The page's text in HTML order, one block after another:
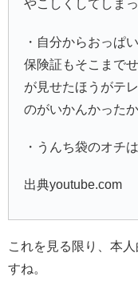
やこしくしてしまっ
・自分からおっぱ
保険証もそこまで
が見せたほうがテ
のがいかんかったか
・うんち袋のオチ
出典youtube.com
これを見る限り、本
すね。